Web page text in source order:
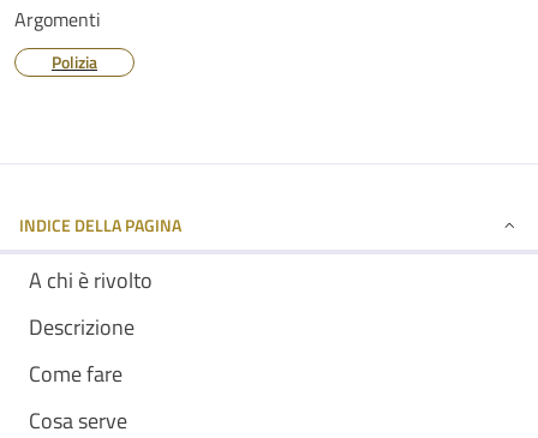
Argomenti
Polizia
INDICE DELLA PAGINA
A chi è rivolto
Descrizione
Come fare
Cosa serve